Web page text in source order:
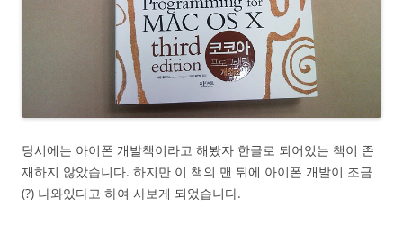
당시에는 아이폰 개발책이라고 해봤자 한글로 되어있는 책이 존
재하지 않았습니다. 하지만 이 책의 맨 뒤에 아이폰 개발이 조금
(?) 나와있다고 하여 사보게 되었습니다.